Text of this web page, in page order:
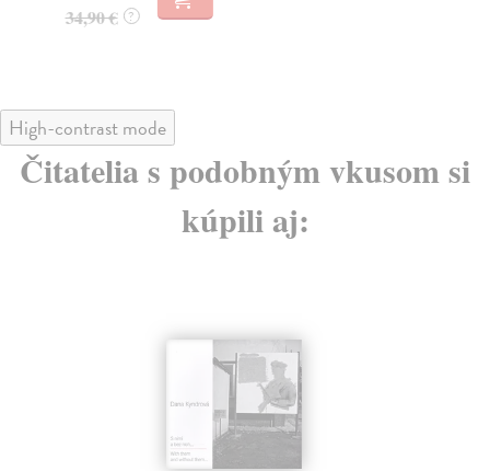
34,90 € ?
High-contrast mode
Čitatelia s podobným vkusom si
kúpili aj: